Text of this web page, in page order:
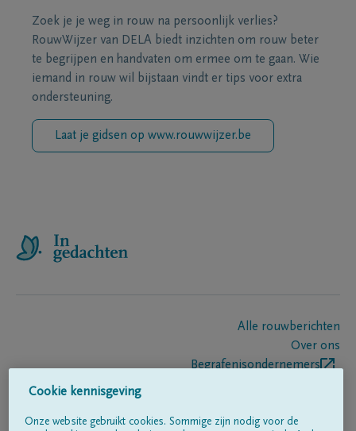
Zoek je je weg in rouw na persoonlijk verlies?
RouwWijzer van DELA biedt inzichten om rouw beter
te begrijpen en handvaten om ermee om te gaan. Wie
iemand in rouw wil bijstaan vindt er tips voor extra
ondersteuning.
Laat je gidsen op www.rouwwijzer.be
Alle rouwberichten
Over ons
Begrafenisondernemers
Cookie kennisgeving
Onze website gebruikt cookies. Sommige zijn nodig voor de